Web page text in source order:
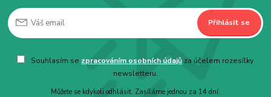
Přihlásit se
Souhlasím se zpracováním osobních údajů za účelem rozesílky
newsletteru.
Můžete se kdykoli odhlásit. Zasíláme jednou za 14 dní.